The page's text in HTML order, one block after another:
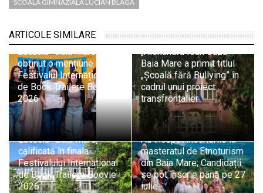
SCOALA GIMNAZIALA LUCIAN BLAGA
ARTICOLE SIMILARE
Echipa Colegiului „Vasile
Lucaciu” Baia Mare a
obținut o mențiune la
Festivalul Internațional
de Book Trailere Boovie
2026
Școala Gimnazială
„Alexandru Ioan Cuza”
Baia Mare a primit titlul
„Școală fără Bullying” în
cadrul unui proiect
transfrontalier
Echipa Isopixel a
Colegiului „Vasile
Lucaciu” Baia Mare,
calificată în finala
Festivalului Internațional
de Book Trailere Boovie
2026
Au început înscrierile la
masteratul de Etnoturism
din Baia Mare; Candidații
se pot înscrie până pe 27
iulie